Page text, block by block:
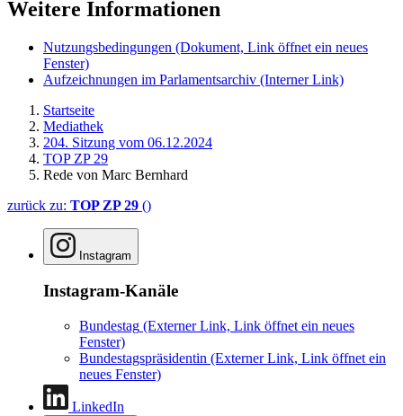
Weitere Informationen
Nutzungsbedingungen (Dokument, Link öffnet ein neues
Fenster)
Aufzeichnungen im Parlamentsarchiv (Interner Link)
Startseite
Mediathek
204. Sitzung vom 06.12.2024
TOP ZP 29
Rede von Marc Bernhard
zurück zu: TOP ZP 29 ()
Instagram
Instagram-Kanäle
Bundestag (Externer Link, Link öffnet ein neues
Fenster)
Bundestagspräsidentin (Externer Link, Link öffnet ein
neues Fenster)
LinkedIn